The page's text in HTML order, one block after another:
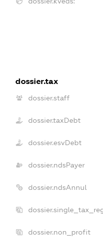
dossier.tax
dossier.staff
dossier.taxDebt
dossier.esvDebt
dossier.ndsPayer
dossier.ndsAnnul
dossier.non_profit